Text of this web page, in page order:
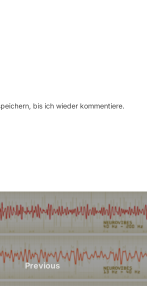
bis ich wieder kommentiere.
Previous
Previous